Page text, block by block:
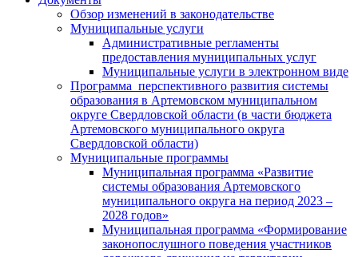
Обзор изменений в законодательстве
Муниципальные услуги
Административные регламенты
предоставления муниципальных услуг
Муниципальные услуги в электронном виде
Программа перспективного развития системы
образования в Артемовском муниципальном
округе Свердловской области (в части бюджета
Артемовского муниципального округа
Свердловской области)
Муниципальные программы
Муниципальная программа «Развитие
системы образования Артемовского
муниципального округа на период 2023 –
2028 годов»
Муниципальная программа «Формирование
законопослушного поведения участников